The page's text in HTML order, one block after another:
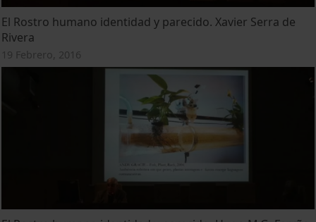
El Rostro humano identidad y parecido. Xavier Serra de
Rivera
19 Febrero, 2016